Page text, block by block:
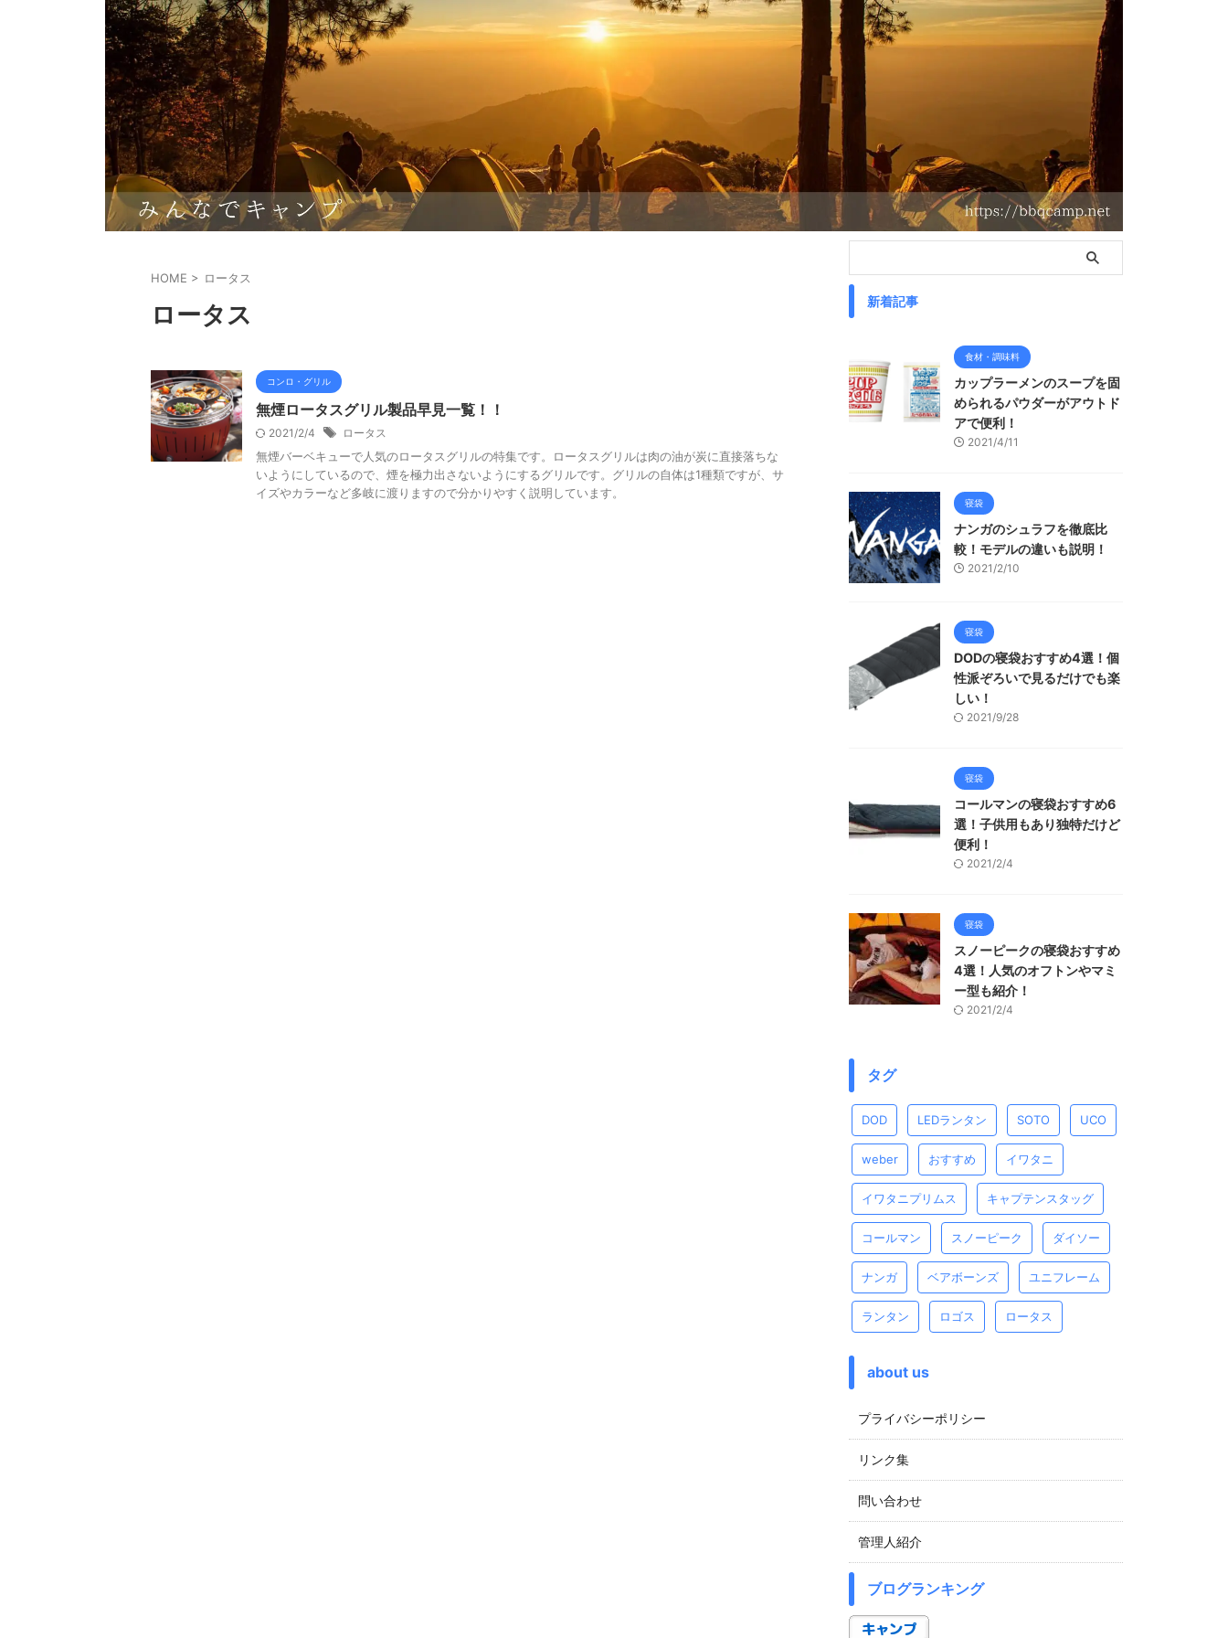
HOME > ロータス
ロータス
コンロ・グリル
無煙ロータスグリル製品早見一覧！！
2021/2/4 ロータス
無煙バーベキューで人気のロータスグリルの特集です。ロータスグリルは肉の油が炭に直接落ちな
いようにしているので、煙を極力出さないようにするグリルです。グリルの自体は1種類ですが、サ
イズやカラーなど多岐に渡りますので分かりやすく説明しています。
新着記事
食材・調味料
カップラーメンのスープを固
められるパウダーがアウトド
アで便利！
2021/4/11
寝袋
ナンガのシュラフを徹底比
較！モデルの違いも説明！
2021/2/10
寝袋
DODの寝袋おすすめ4選！個
性派ぞろいで見るだけでも楽
しい！
2021/9/28
寝袋
コールマンの寝袋おすすめ6
選！子供用もあり独特だけど
便利！
2021/2/4
寝袋
スノーピークの寝袋おすすめ
4選！人気のオフトンやマミ
ー型も紹介！
2021/2/4
タグ
DOD LEDランタン SOTO UCO
weber おすすめ イワタニ
イワタニプリムス キャプテンスタッグ
コールマン スノーピーク ダイソー
ナンガ ベアボーンズ ユニフレーム
ランタン ロゴス ロータス
about us
プライバシーポリシー
リンク集
問い合わせ
管理人紹介
ブログランキング